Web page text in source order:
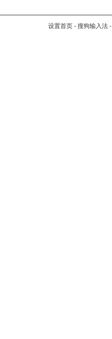
设置首页 - 搜狗输入法 -